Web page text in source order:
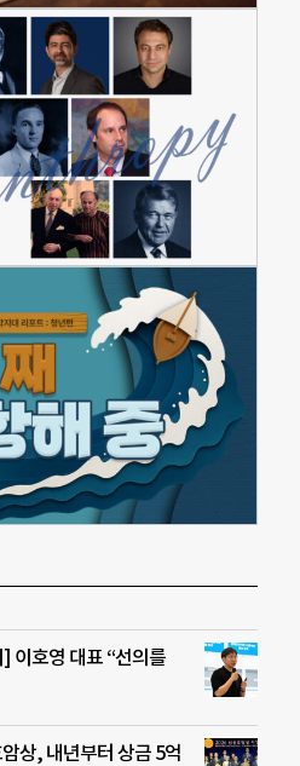
이호영 대표 “선의를
상, 내년부터 상금 5억